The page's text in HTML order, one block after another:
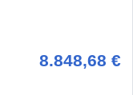
8.848,68 €